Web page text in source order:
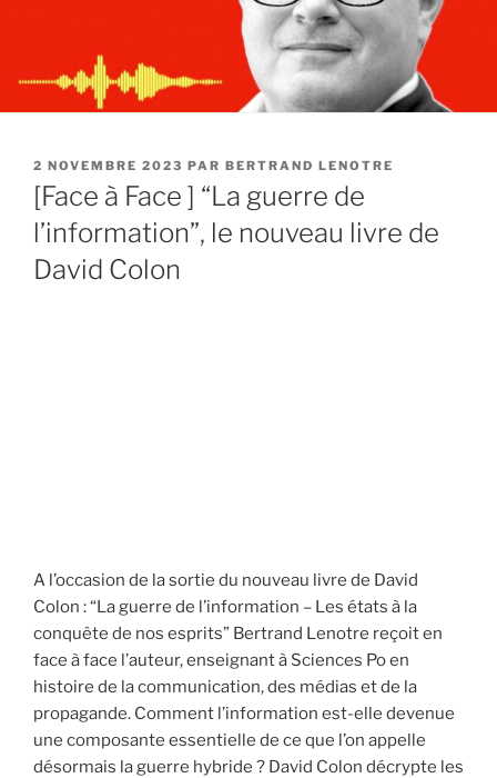
PUBLIÉ
LE
2 NOVEMBRE 2023 PAR BERTRAND LENOTRE
[Face à Face ] “La guerre de
l’information”, le nouveau livre de
David Colon
A l’occasion de la sortie du nouveau livre de David
Colon : “La guerre de l’information – Les états à la
conquête de nos esprits” Bertrand Lenotre reçoit en
face à face l’auteur, enseignant à Sciences Po en
histoire de la communication, des médias et de la
propagande. Comment l’information est-elle devenue
une composante essentielle de ce que l’on appelle
désormais la guerre hybride ? David Colon décrypte les